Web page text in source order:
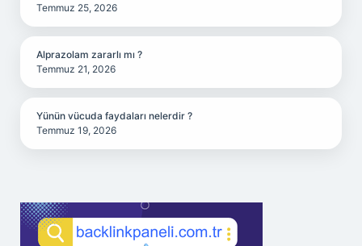
Temmuz 25, 2026
Alprazolam zararlı mı ?
Temmuz 21, 2026
Yünün vücuda faydaları nelerdir ?
Temmuz 19, 2026